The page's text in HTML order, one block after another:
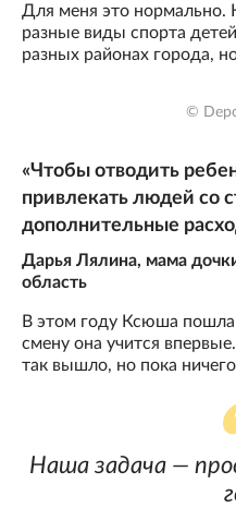
Для меня это нормально.
разные виды спорта
разных районах города,
©
«Чтобы отводить
привлекать людей со
дополнительные
Дарья Лялина, мама
область
В этом году Ксюша пошла
смену она учится
так вышло, но пока
Наша задача —